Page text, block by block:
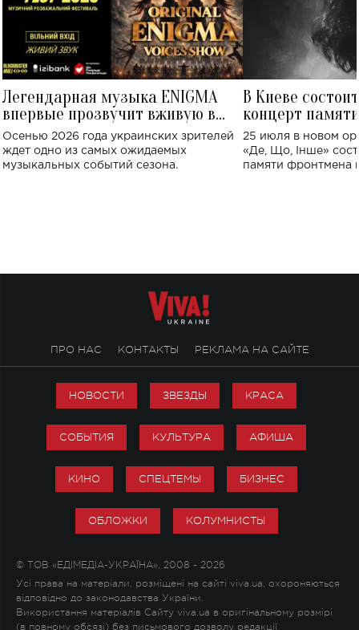
Легендарная музыка ENIGMA
впервые прозвучит вживую в
Украине: где состоится концерт
Осенью 2026 года украинских зрителей
ждет одно из самых ожидаемых
музыкальных событий сезона.
В Киеве
концерт
Клименко:
исполнят песни
25 июля в новом
«Де, Що, Інше»
памяти фронтмена
ПРО НАС КОНТАКТЫ РЕКЛАМА НА САЙТЕ
НОВОСТИ ЗВЕЗДЫ КРАСА
СОБЫТИЯ КУЛЬТУРА АФИША
КИНО СПЕЦТЕМЫ БИЗНЕС
ОБЛОЖКИ КОЛУМНИСТЫ
© ТОВ «ЕДІМЕДІА-УКРАЇНА», 2008 - 2026
Усі права на матеріали, розміщені на сайті viva.ua, охороняються
відповідно до законодавства України.
Використання матеріалів Сайту viva.ua в оригінальному розмірі
(в повному обсязі) без письмового дозволу редакції